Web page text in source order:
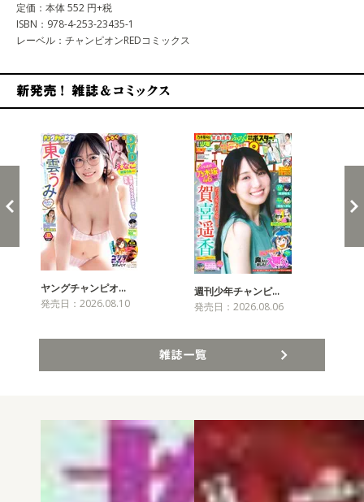
定価：本体 552 円+税
ISBN：978-4-253-23435-1
レーベル：チャンピオンREDコミックス
ヤングチャンピオ…
発売日：2026.08.10
週刊少年チャンピ…
発売日：2026.08.06